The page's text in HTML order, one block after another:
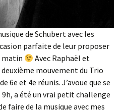
de Schubert avec les
parfaite de leur proposer
matin
Avec Raphaël et
mouvement du Trio
6e et 4e réunis. J’avoue que se
a été un vrai petit challenge
faire de la musique avec mes